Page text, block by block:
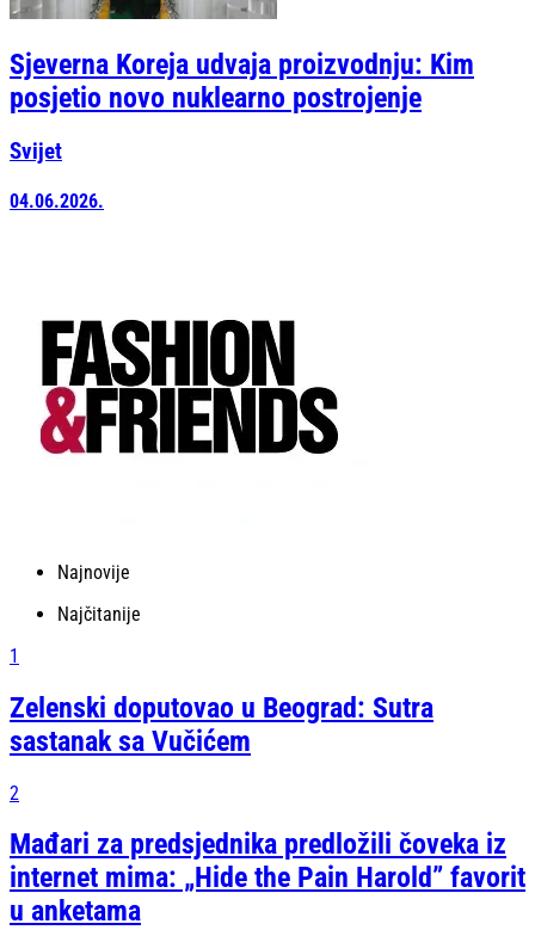
Sjeverna Koreja udvaja proizvodnju: Kim
posjetio novo nuklearno postrojenje
Svijet
04.06.2026.
Najnovije
Najčitanije
1
Zelenski doputovao u Beograd: Sutra
sastanak sa Vučićem
2
Mađari za predsjednika predložili čoveka iz
internet mima: „Hide the Pain Harold” favorit
u anketama